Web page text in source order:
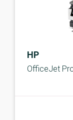
HP
OfficeJet